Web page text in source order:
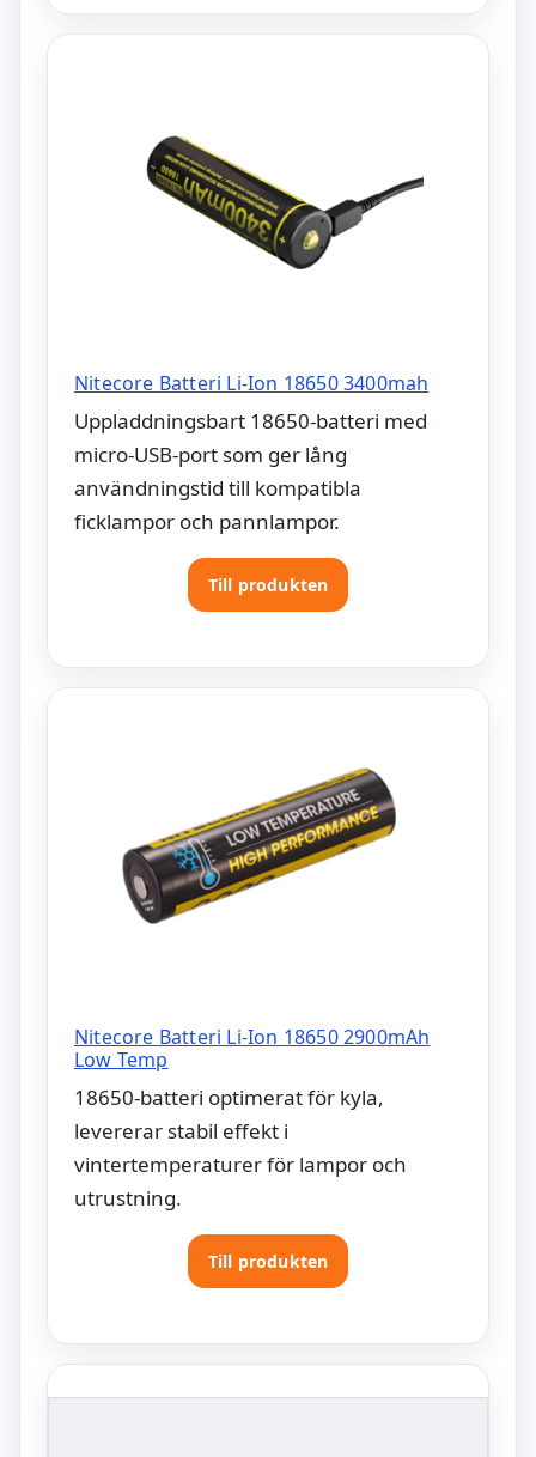
Nitecore Batteri Li-Ion 18650 3400mah
Uppladdningsbart 18650-batteri med
micro-USB-port som ger lång
användningstid till kompatibla
ficklampor och pannlampor.
Till produkten
Nitecore Batteri Li-Ion 18650 2900mAh
Low Temp
18650-batteri optimerat för kyla,
levererar stabil effekt i
vintertemperaturer för lampor och
utrustning.
Till produkten